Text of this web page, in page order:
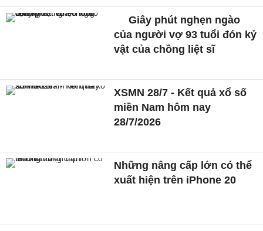
Giây phút nghẹn ngào
của người vợ 93 tuổi đón kỷ
vật của chồng liệt sĩ
XSMN 28/7 - Kết quả xổ số
miền Nam hôm nay
28/7/2026
Những nâng cấp lớn có thể
xuất hiện trên iPhone 20